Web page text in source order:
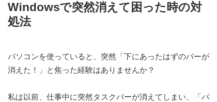
Windowsで突然消えて困った時の対
処法
パソコンを使っていると、突然「下にあったはずのバーが
消えた！」と焦った経験はありませんか？
私は以前、仕事中に突然タスクバーが消えてしまい、「パ